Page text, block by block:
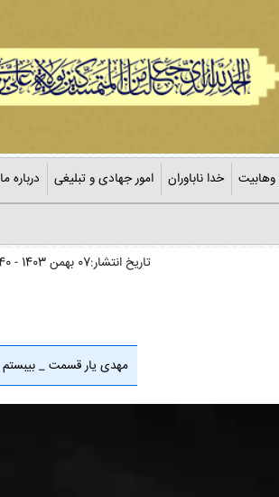
خدا ناباوران امور جهادی و تبلیغی درباره ما
تاریخ انتشار:07 بهمن 1403 - 23:40
مهدی یار قسمت _ بیبستم